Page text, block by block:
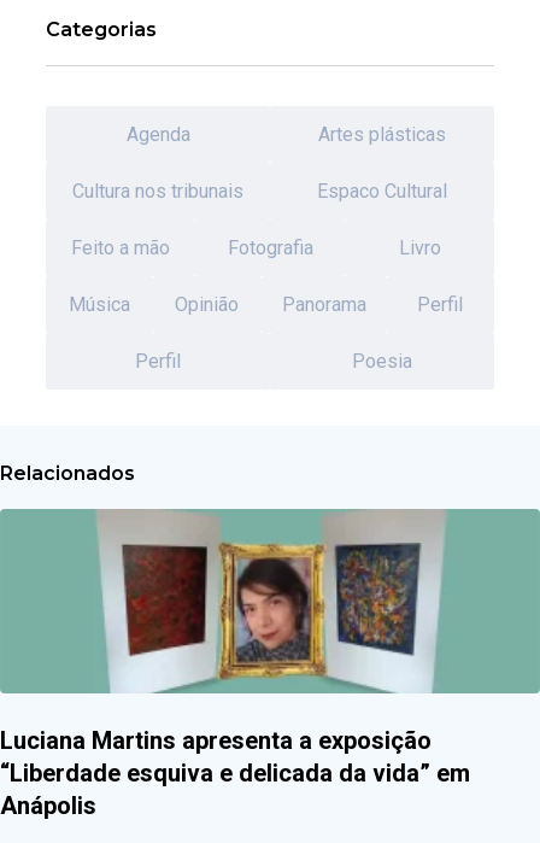
Categorias
Agenda Artes plásticas
Cultura nos tribunais Espaco Cultural
Feito a mão Fotografia Livro
Música Opinião Panorama Perfil
Perfil Poesia
Relacionados
Luciana Martins apresenta a exposição
“Liberdade esquiva e delicada da vida” em
Anápolis